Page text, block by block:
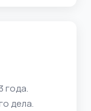
года.
дела.